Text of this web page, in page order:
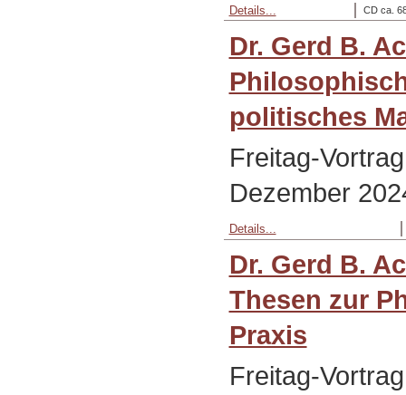
CD ca.
Details...
Dr. Gerd B.
politisches
Freitag-
Dezember
Details...
Dr. Gerd B.
Thesen zur
Praxis
Freitag-